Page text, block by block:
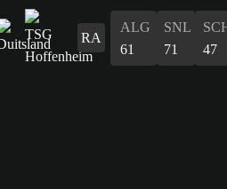
RA
ALG
61
SNL
71
47